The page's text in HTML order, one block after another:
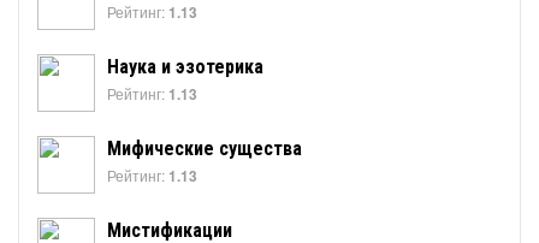
Рейтинг: 1.13
Наука и эзотерика
Рейтинг: 1.13
Мифические существа
Рейтинг: 1.13
Мистификации